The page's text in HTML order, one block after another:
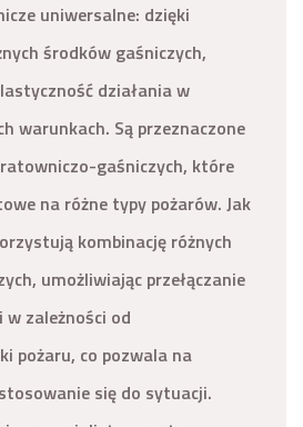
uniwersalne: dzięki
środków gaśniczych,
działania w
warunkach. Są przeznaczone
gaśniczych, które
na różne typy pożarów. Jak
kombinację różnych
umożliwiając przełączanie
zależności od
pożaru, co pozwala na
się do sytuacji.